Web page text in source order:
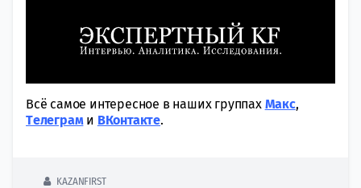
Всё самое интересное в наших группах Макс,
Tелеграми ВКонтакте.
KAZANFIRST